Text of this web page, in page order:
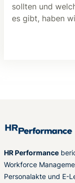
sollten und
es gibt, haben
HR Performance
Workforce
Personalakte und E-